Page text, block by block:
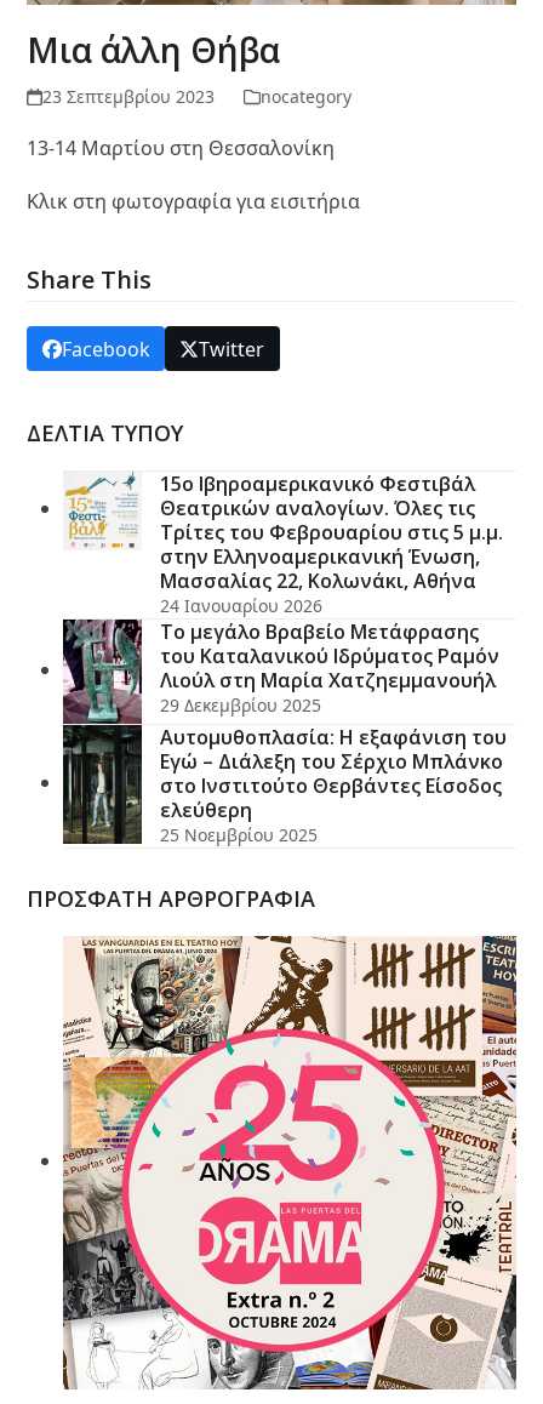
Μια άλλη Θήβα
23 Σεπτεμβρίου 2023 nocategory
13-14 Μαρτίου στη Θεσσαλονίκη
Κλικ στη φωτογραφία για εισιτήρια
Share This
Facebook Twitter
ΔΕΛΤΙΑ ΤΥΠΟΥ
15ο Ιβηροαμερικανικό Φεστιβάλ
Θεατρικών αναλογίων. Όλες τις
Τρίτες του Φεβρουαρίου στις 5 μ.μ.
στην Ελληνοαμερικανική Ένωση,
Μασσαλίας 22, Κολωνάκι, Αθήνα
24 Ιανουαρίου 2026
Το μεγάλο Βραβείο Μετάφρασης
του Καταλανικού Ιδρύματος Ραμόν
Λιούλ στη Μαρία Χατζηεμμανουήλ
29 Δεκεμβρίου 2025
Αυτομυθοπλασία: Η εξαφάνιση του
Εγώ – Διάλεξη του Σέρχιο Μπλάνκο
στο Ινστιτούτο Θερβάντες Είσοδος
ελεύθερη
25 Νοεμβρίου 2025
ΠΡΟΣΦΑΤΗ ΑΡΘΡΟΓΡΑΦΙΑ